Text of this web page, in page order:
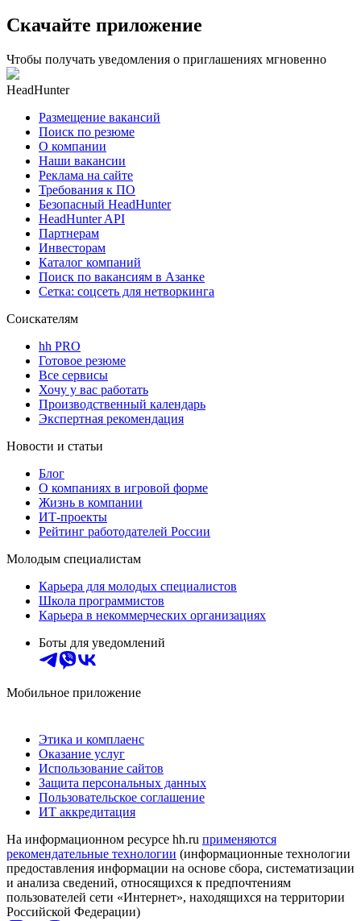
Скачайте приложение
Чтобы получать уведомления о приглашениях мгновенно
HeadHunter
Размещение вакансий
Поиск по резюме
О компании
Наши вакансии
Реклама на сайте
Требования к ПО
Безопасный HeadHunter
HeadHunter API
Партнерам
Инвесторам
Каталог компаний
Поиск по вакансиям в Азанке
Сетка: соцсеть для нетворкинга
Соискателям
hh PRO
Готовое резюме
Все сервисы
Хочу у вас работать
Производственный календарь
Экспертная рекомендация
Новости и статьи
Блог
О компаниях в игровой форме
Жизнь в компании
ИТ-проекты
Рейтинг работодателей России
Молодым специалистам
Карьера для молодых специалистов
Школа программистов
Карьера в некоммерческих организациях
Боты для уведомлений
Мобильное приложение
Этика и комплаенс
Оказание услуг
Использование сайтов
Защита персональных данных
Пользовательское соглашение
ИТ аккредитация
На информационном ресурсе hh.ru применяются
рекомендательные технологии (информационные технологии
предоставления информации на основе сбора, систематизации
и анализа сведений, относящихся к предпочтениям
пользователей сети «Интернет», находящихся на территории
Российской Федерации)